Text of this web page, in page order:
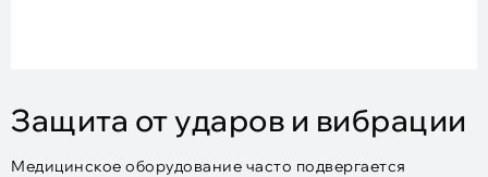
Защита от ударов и вибрации
Медицинское оборудование часто подвергается